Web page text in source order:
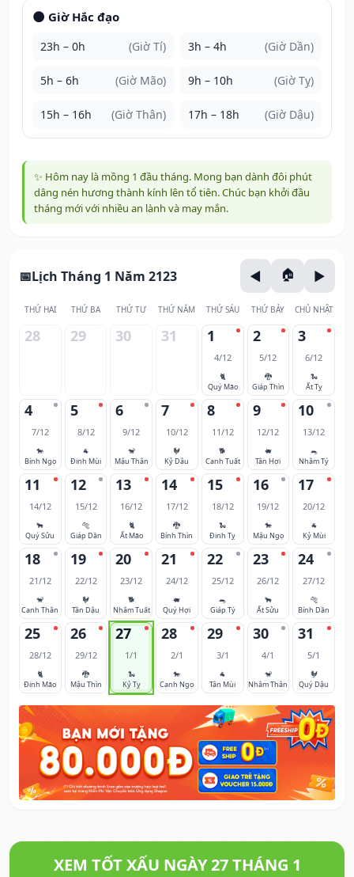
🌑 Giờ Hắc đạo
23h – 0h (Giờ Tí) 3h – 4h (Giờ Dần)
5h – 6h (Giờ Mão) 9h – 10h (Giờ Tỵ)
15h – 16h (Giờ Thân) 17h – 18h (Giờ Dậu)
✨ Hôm nay là mồng 1 đầu tháng. Mong bạn dành đôi phút
dâng nén hương thành kính lên tổ tiên. Chúc bạn khởi đầu
tháng mới với nhiều an lành và may mắn.
Lịch Tháng 1 Năm 2123
THỨ HAI THỨ BA THỨ TƯ THỨ NĂM THỨ SÁU THỨ BẢY CHỦ NHẬT
28 29 30 31 1
4/12
🐈
Quý Mão
2
5/12
🐉
Giáp Thìn
3
6/12
🐍
Ất Tỵ
4
7/12
🐎
Bính Ngọ
5
8/12
🐐
Đinh Mùi
6
9/12
🐒
Mậu Thân
7
10/12
🐓
Kỷ Dậu
8
11/12
🐕
Canh Tuất
9
12/12
🐖
Tân Hợi
10
13/12
🐀
Nhâm Tý
11
14/12
🐂
Quý Sửu
12
15/12
🐅
Giáp Dần
13
16/12
🐈
Ất Mão
14
17/12
🐉
Bính Thìn
15
18/12
🐍
Đinh Tỵ
16
19/12
🐎
Mậu Ngọ
17
20/12
🐐
Kỷ Mùi
18
21/12
🐒
Canh Thân
19
22/12
🐓
Tân Dậu
20
23/12
🐕
Nhâm Tuất
21
24/12
🐖
Quý Hợi
22
25/12
🐀
Giáp Tý
23
26/12
🐂
Ất Sửu
24
27/12
🐅
Bính Dần
25
28/12
🐈
Đinh Mão
26
29/12
🐉
Mậu Thìn
27
1/1
🐍
Kỷ Tỵ
28
2/1
🐎
Canh Ngọ
29
3/1
🐐
Tân Mùi
30
4/1
🐒
Nhâm Thân
31
5/1
🐓
Quý Dậu
XEM TỐT XẤU NGÀY 27 THÁNG 1